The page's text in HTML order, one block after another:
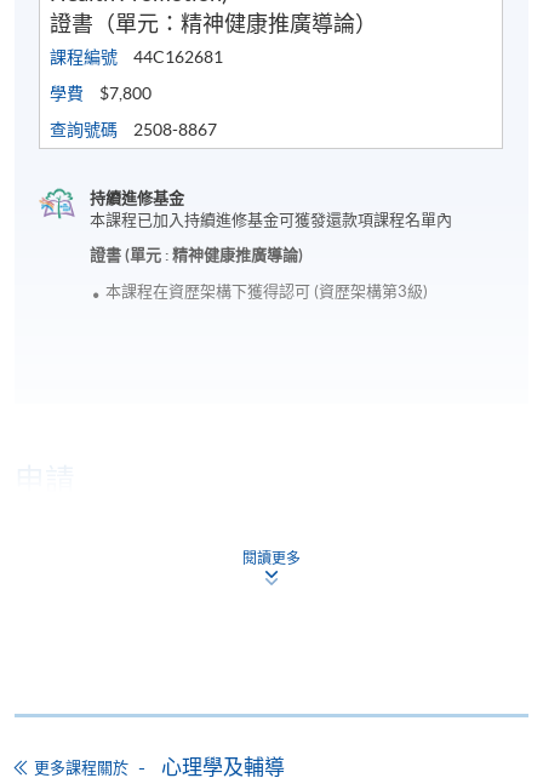
證書（單元：精神健康推廣導論）
課程編號
44C162681
學費
$7,800
查詢號碼
2508-8867
持續進修基金
本課程已加入持續進修基金可獲發還款項課程名單內
證書 (單元 : 精神健康推廣導論)
本課程在資歴架構下獲得認可 (資歴架構第3級)
網上報名服務
香港大學專業進修學院提供24小時網上報名及繳費服
閱讀更多
更多課程關於
心理學及輔導